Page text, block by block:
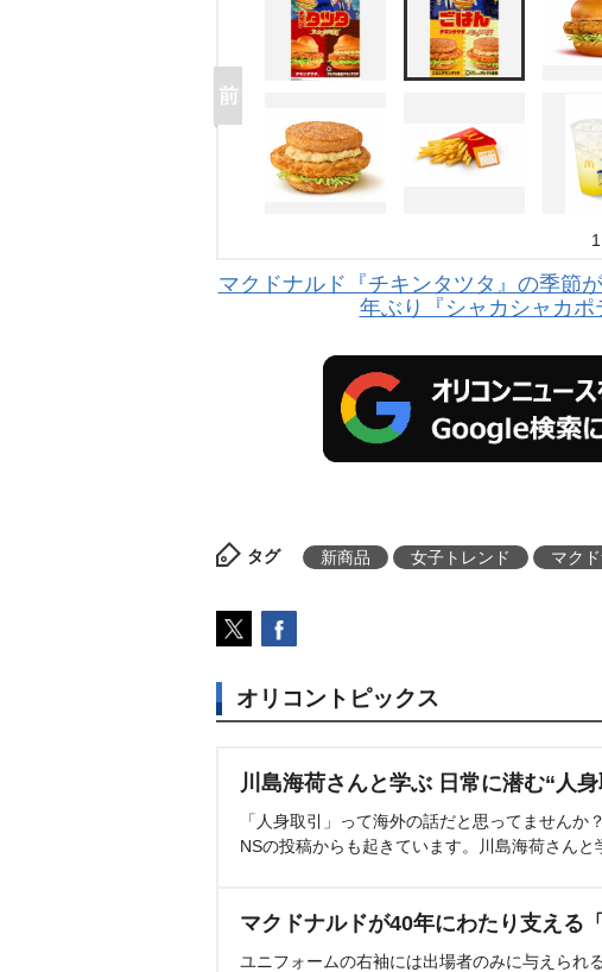
マクドナルド『チキンタツタ』の季節
年ぶり『シャカシャカ
タグ 新商品 女子トレンド マク
オリコントピックス
川島海荷さんと学ぶ 日常に潜む“人
「人身取引」って海外の話だと思ってませんか
NSの投稿からも起きています。川島海荷さんと
マクドナルドが40年にわたり支える
ユニフォームの右袖には出場者のみに与えられ